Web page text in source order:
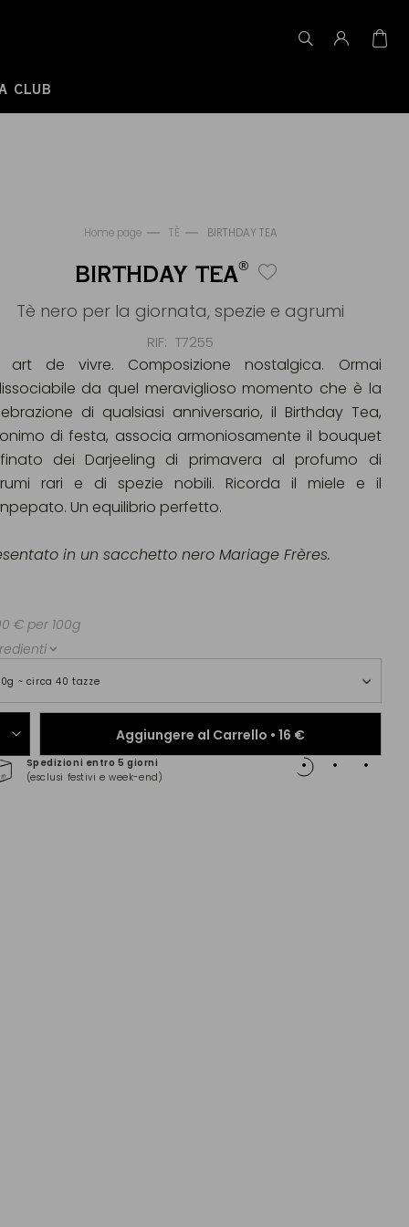
CLUB
Home page TÈ BIRTHDAY TEA
BIRTHDAY TEA®
Tè nero per la giornata, spezie e agrumi
RIF T7255
~ circa 40 tazze
Aggiungere al Carrello • 16 €
Spedizioni entro 5 giorni
(esclusi festivi e week-end)
art de vivre. Composizione nostalgica. Ormai
da quel meraviglioso momento che è la
di qualsiasi anniversario, il Birthday Tea,
di festa, associa armoniosamente il bouquet
dei Darjeeling di primavera al profumo di
rari e di spezie nobili. Ricorda il miele e il
Un equilibrio perfetto.
in un sacchetto nero Mariage Frères.
€ per 100g